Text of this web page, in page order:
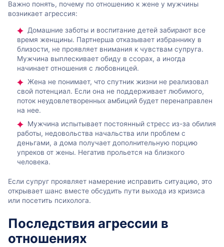
Важно понять, почему по отношению к жене у мужчины
возникает агрессия:
Домашние заботы и воспитание детей забирают все
время женщины. Партнерша отказывает избраннику в
близости, не проявляет внимания к чувствам супруга.
Мужчина выплескивает обиду в ссорах, а иногда
начинает отношения с любовницей.
Жена не понимает, что спутник жизни не реализовал
свой потенциал. Если она не поддерживает любимого,
поток неудовлетворенных амбиций будет перенаправлен
на нее.
Мужчина испытывает постоянный стресс из-за обилия
работы, недовольства начальства или проблем с
деньгами, а дома получает дополнительную порцию
упреков от жены. Негатив прольется на близкого
человека.
Если супруг проявляет намерение исправить ситуацию, это
открывает шанс вместе обсудить пути выхода из кризиса
или посетить психолога.
Последствия агрессии в
отношениях